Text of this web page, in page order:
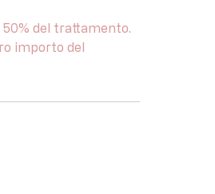
50% del trattamento.
importo del